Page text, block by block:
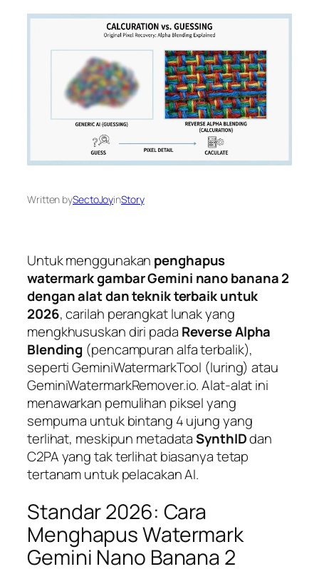
Written bySectoJoyinStory
Untuk menggunakan penghapus
watermark gambar Gemini nano banana 2
dengan alat dan teknik terbaik untuk
2026, carilah perangkat lunak yang
mengkhususkan diri pada Reverse Alpha
Blending (pencampuran alfa terbalik),
seperti GeminiWatermarkTool (luring) atau
GeminiWatermarkRemover.io. Alat-alat ini
menawarkan pemulihan piksel yang
sempurna untuk bintang 4 ujung yang
terlihat, meskipun metadataSynthIDdan
C2PA yang tak terlihat biasanya tetap
tertanam untuk pelacakan AI.
Standar 2026: Cara
Menghapus Watermark
Gemini Nano Banana 2